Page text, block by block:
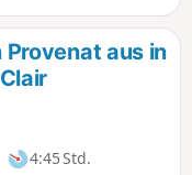
aus in
4:45 Std.